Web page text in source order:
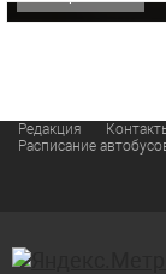
Редакция
Расписание